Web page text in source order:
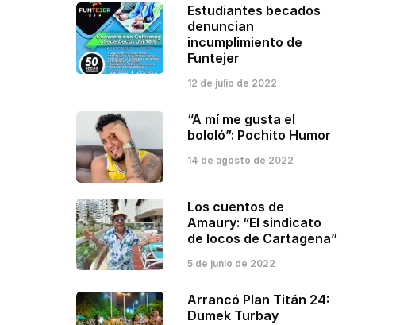
Estudiantes becados
denuncian
incumplimiento de
Funtejer
12 de julio de 2022
“A mí me gusta el
bololó”: Pochito Humor
14 de agosto de 2022
Los cuentos de
Amaury: “El sindicato
de locos de Cartagena”
5 de junio de 2022
Arrancó Plan Titán 24:
Dumek Turbay